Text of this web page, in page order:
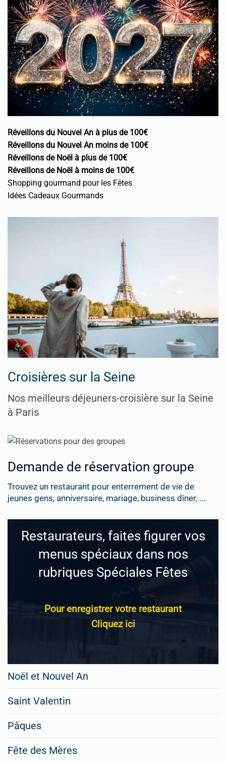
Réveillons du Nouvel An à plus de 100€
Réveillons du Nouvel An moins de 100€
Réveillons de Noël à plus de 100€
Réveillons de Noël à moins de 100€
Shopping gourmand pour les Fêtes
Idées Cadeaux Gourmands
Croisières sur la Seine
Nos meilleurs déjeuners-croisière sur la Seine
à Paris
Demande de réservation groupe
Trouvez un restaurant pour enterrement de vie de
jeunes gens, anniversaire, mariage, business dîner, ...
Restaurateurs, faites figurer vos
menus spéciaux dans nos
rubriques Spéciales Fêtes
Pour enregistrer votre restaurant
Cliquez ici
Noël et Nouvel An
Saint Valentin
Pâques
Fête des Mères